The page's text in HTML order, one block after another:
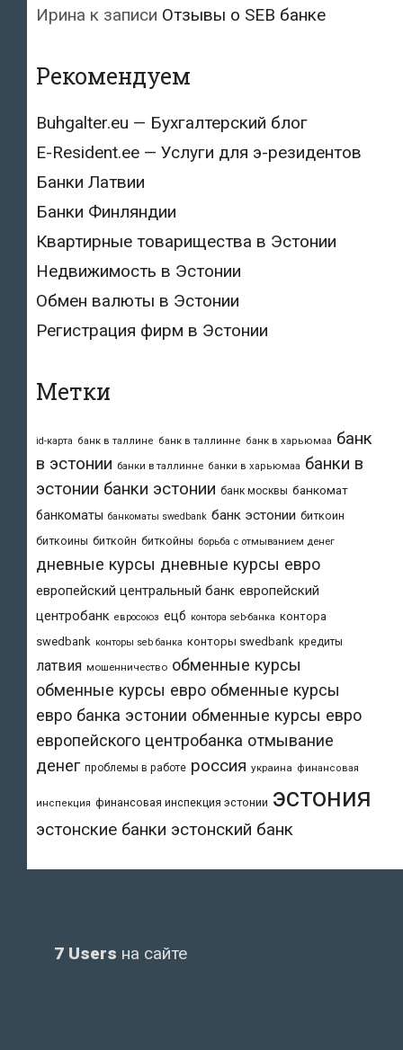
Ирина к записи Отзывы о SEB банке
Рекомендуем
Buhgalter.eu — Бухгалтерский блог
E-Resident.ee — Услуги для э-резидентов
Банки Латвии
Банки Финляндии
Квартирные товарищества в Эстонии
Недвижимость в Эстонии
Обмен валюты в Эстонии
Регистрация фирм в Эстонии
Метки
id-карта банк в таллине банк в таллинне банк в харьюмаа банк
в эстонии банки в таллинне банки в харьюмаа банки в
эстонии банки эстонии банк москвы банкомат
банкоматы банкоматы swedbank банк эстонии биткоин
биткоины биткойн биткойны борьба с отмыванием денег
дневные курсы дневные курсы евро
европейский центральный банк европейский
центробанк евросоюз ецб контора seb-банка контора
swedbank конторы seb банка конторы swedbank кредиты
латвия мошенничество обменные курсы
обменные курсы евро обменные курсы
евро банка эстонии обменные курсы евро
европейского центробанка отмывание
денег проблемы в работе россия украина финансовая
инспекция финансовая инспекция эстонии эстония
эстонские банки эстонский банк
7 Users на сайте